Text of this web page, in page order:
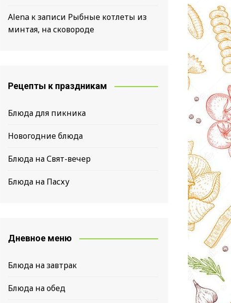
Alenaк записи Рыбные котлеты из
минтая, на сковороде
Рецепты к праздникам
Блюда для пикника
Новогодние блюда
Блюда на Свят-вечер
Блюда на Пасху
Дневное меню
Блюда на завтрак
Блюда на обед